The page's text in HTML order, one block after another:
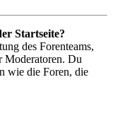
Startseite?
des Forenteams,
Moderatoren. Du
wie die Foren, die